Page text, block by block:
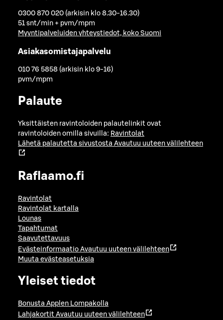
0300 870 020 (arkisin klo 8.30-16.30)
51 snt/min + pvm/mpm
Myyntipalveluiden yhteystiedot, koko Suomi
Asiakasomistajapalvelu
010 76 5858 (arkisin klo 9-16)
pvm/mpm
Palaute
Yksittäisten ravintoloiden palautelinkit ovat
ravintoloiden omilla sivuilla: Ravintolat
Lähetä palautetta sivustosta Avautuu uuteen välilehteen
Raflaamo.fi
Ravintolat
Ravintolat kartalla
Lounas
Tapahtumat
Saavutettavuus
Evästeinformaatio Avautuu uuteen välilehteen
Muuta evästeasetuksia
Yleiset tiedot
Bonusta Applen Lompakolla
Lahjakortit Avautuu uuteen välilehteen